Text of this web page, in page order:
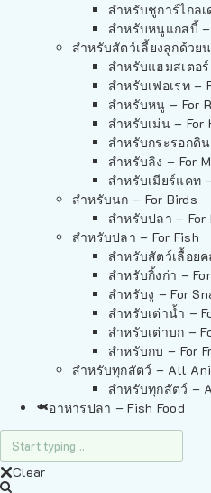
สำหรับชูการ์ไกล
สำหรับหนูแกสบี้ –
สำหรับสัตว์เลี้ยงลูกด้วย
สำหรับแฮมสเตอ
สำหรับเฟอเรท –
สำหรับหนู – For
สำหรับเม่น – For
สำหรับกระรอกดิ
สำหรับลิง – For
สำหรับเมียร์แคท
สำหรับนก – For Birds
สำหรับปลา – For
สำหรับปลา – For Fish
สำหรับสัตว์เลื้อย
สำหรับกิ้งก่า –
สำหรับงู – For
สำหรับเต่าน้ำ –
สำหรับเต่าบก –
สำหรับกบ – For
สำหรับทุกสัตว์ – All
สำหรับทุกสัตว์ –
อาหารปลา – Fish Food
Clear